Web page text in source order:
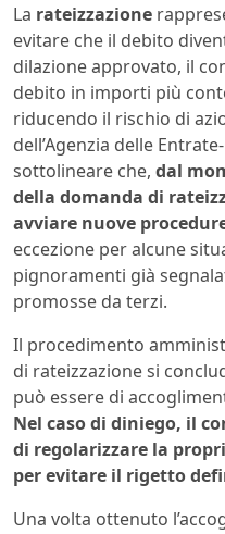
La rateizzazione
evitare che il debito
dilazione approvato, il
debito in importi più
riducendo il rischio di
dell’Agenzia delle
sottolineare che, dal
della domanda di
avviare nuove
eccezione per alcune
pignoramenti già
promosse da terzi.
Il procedimento
di rateizzazione si
può essere di
Nel caso di diniego, il
di regolarizzare la
per evitare il rigetto
Una volta ottenuto